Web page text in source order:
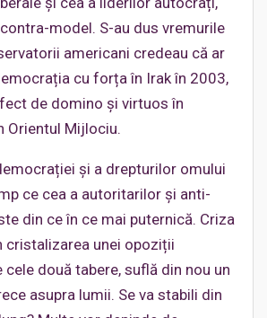
model. S-au dus vremurile
americani credeau că ar
cu forța în Irak în 2003,
de domino și virtuos în
Orientul Mijlociu.
și a drepturilor omului
ce cea a autoritarilor și anti-
din ce în ce mai puternică. Criza
cristalizarea unei opoziții
două tabere, suflă din nou un
asupra lumii. Se va stabili din